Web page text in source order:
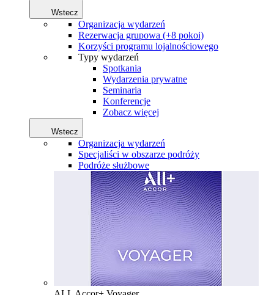
Wstecz
Organizacja wydarzeń
Rezerwacja grupowa (+8 pokoi)
Korzyści programu lojalnościowego
Typy wydarzeń
Spotkania
Wydarzenia prywatne
Seminaria
Konferencje
Zobacz więcej
Wstecz
Organizacja wydarzeń
Specjaliści w obszarze podróży
Podróże służbowe